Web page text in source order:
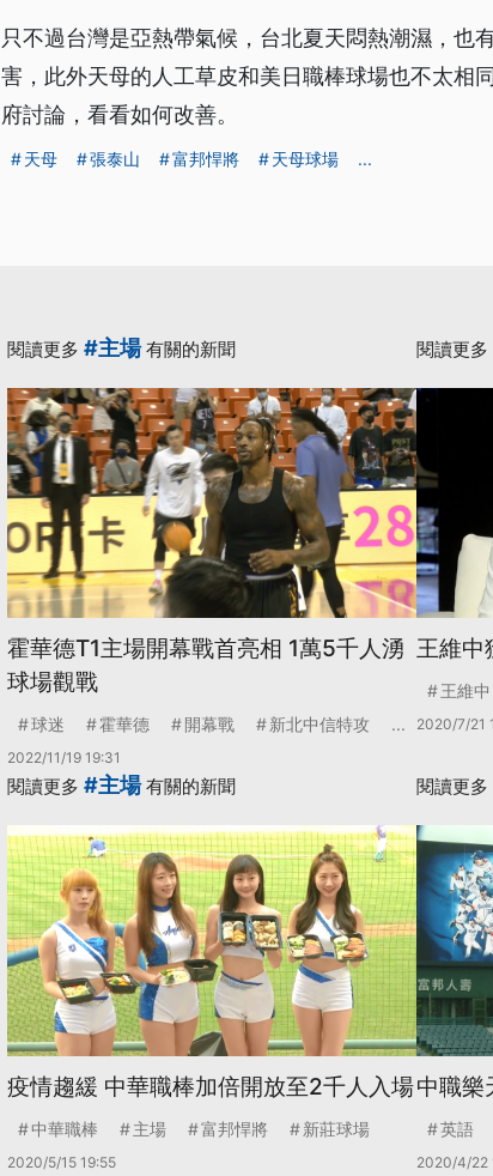
只不過台灣是亞熱帶氣候，台北夏天悶熱潮濕，也
害，此外天母的人工草皮和美日職棒球場也不太相
府討論，看看如何改善。
天母 張泰山 富邦悍將 天母球場 ...
閱讀更多 #主場有關的新聞
霍華德T1主場開幕戰首亮相 1萬5千人湧
球場觀戰
球迷 霍華德 開幕戰 新北中信特攻 ...
2022/11/19 19:31
閱讀更多
王維中
王維中
2020/7/21
閱讀更多 #主場有關的新聞
疫情趨緩 中華職棒加倍開放至2千人入場
中華職棒 主場 富邦悍將 新莊球場
2020/5/15 19:55
閱讀更多
中職樂
英語
2020/4/22